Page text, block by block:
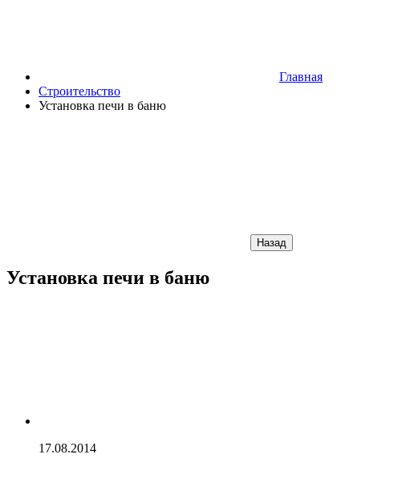
Главная
Строительство
Установка печи в баню
Назад
Установка печи в баню
17.08.2014